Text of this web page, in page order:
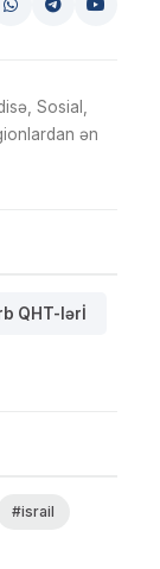
Sosial,
ən
QHT-lərİ
#israil